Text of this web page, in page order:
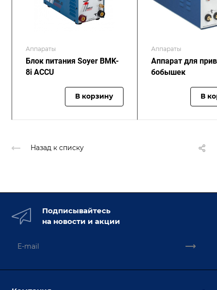
Аппараты
Блок питания Soyer BMK-
8i ACCU
В корзину
Аппараты
Аппарат для
бобышек
В
Назад к списку
Подписывайтесь
на новости и акции